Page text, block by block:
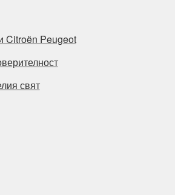
Citroën Peugeot
свят